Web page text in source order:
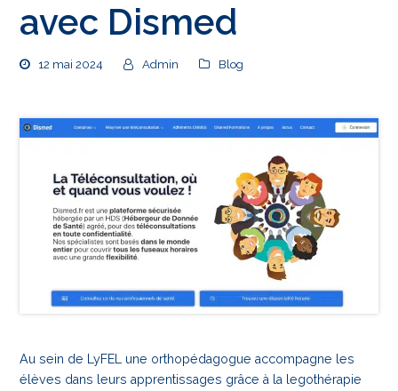
avec Dismed
12 mai 2024 Admin Blog
Au sein de LyFEL une orthopédagogue accompagne les
élèves dans leurs apprentissages grâce à la legothérapie